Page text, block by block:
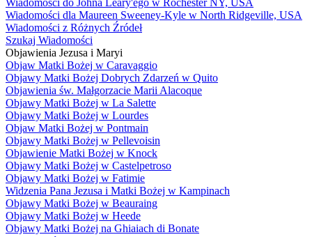
Wiadomości dla Maureen Sweeney-Kyle w North Ridgeville, USA
Wiadomości z Różnych Źródeł
Szukaj Wiadomości
Objawienia Jezusa i Maryi
Objaw Matki Bożej w Caravaggio
Objawy Matki Bożej Dobrych Zdarzeń w Quito
Objawienia św. Małgorzacie Marii Alacoque
Objawy Matki Bożej w La Salette
Objawy Matki Bożej w Lourdes
Objaw Matki Bożej w Pontmain
Objawy Matki Bożej w Pellevoisin
Objawienie Matki Bożej w Knock
Objawy Matki Bożej w Castelpetroso
Objawy Matki Bożej w Fatimie
Widzenia Pana Jezusa i Matki Bożej w Kampinach
Objawy Matki Bożej w Beauraing
Objawy Matki Bożej w Heede
Objawy Matki Bożej na Ghiaiach di Bonate